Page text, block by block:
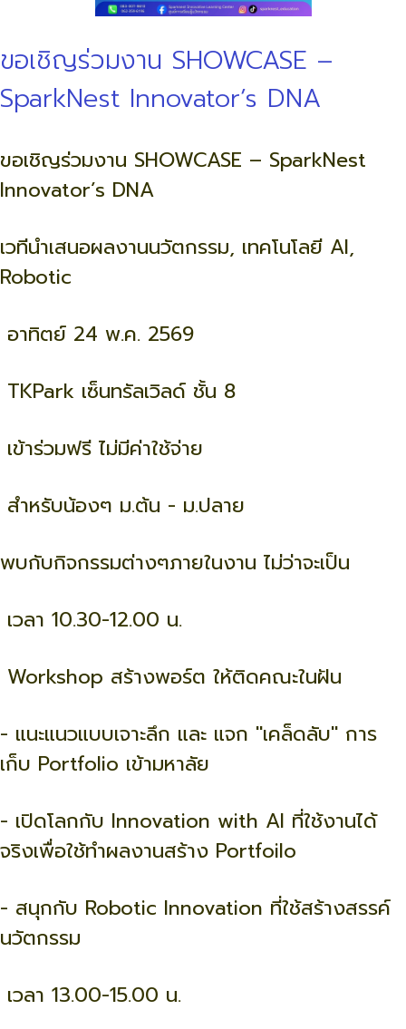
ขอเชิญร่วมงาน SHOWCASE –
SparkNest Innovator’s DNA
ขอเชิญร่วมงาน SHOWCASE – SparkNest
Innovator’s DNA
เวทีนำเสนอผลงานนวัตกรรม, เทคโนโลยี AI,
Robotic
อาทิตย์ 24 พ.ค. 2569
TKPark เซ็นทรัลเวิลด์ ชั้น 8
เข้าร่วมฟรี ไม่มีค่าใช้จ่าย
สำหรับน้องๆ ม.ต้น - ม.ปลาย
พบกับกิจกรรมต่างๆภายในงาน ไม่ว่าจะเป็น
เวลา 10.30-12.00 น.
Workshop สร้างพอร์ต ให้ติดคณะในฝัน
- แนะแนวแบบเจาะลึก และ แจก "เคล็ดลับ" การ
เก็บ Portfolio เข้ามหาลัย
- เปิดโลกกับ Innovation with AI ที่ใช้งานได้
จริงเพื่อใช้ทำผลงานสร้าง Portfoilo
- สนุกกับ Robotic Innovation ที่ใช้สร้างสรรค์
นวัตกรรม
เวลา 13.00-15.00 น.